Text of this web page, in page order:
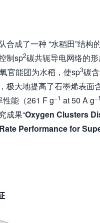
合成了一种 “水稻田”结
制sp2碳共轭导电网络的
官能团为水稻，使sp3碳
极大地提高了石墨烯表面
性能（261 F g−1 at 50 A g−1
成果“Oxygen Clusters
Performance for